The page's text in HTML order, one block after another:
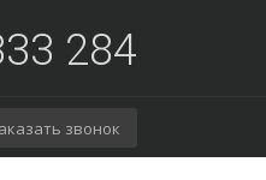
284
звонок